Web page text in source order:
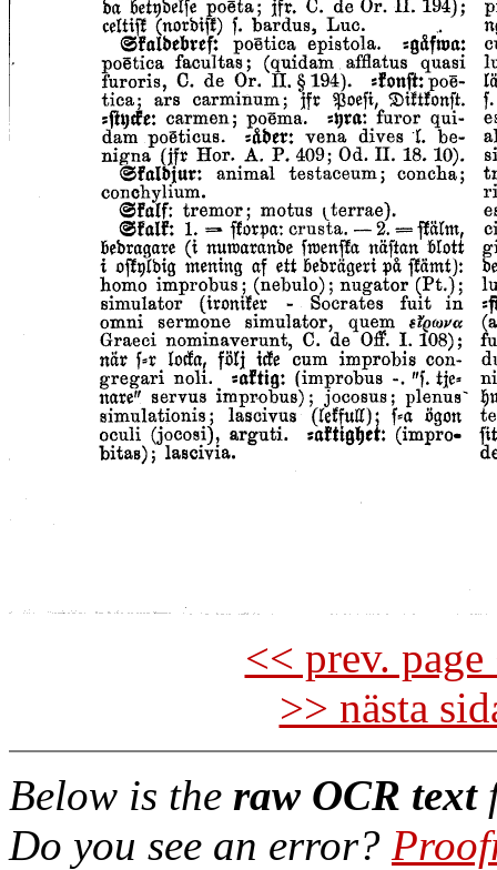
<< prev.
>> nästa
Below is the raw OCR text
Do you see an error?